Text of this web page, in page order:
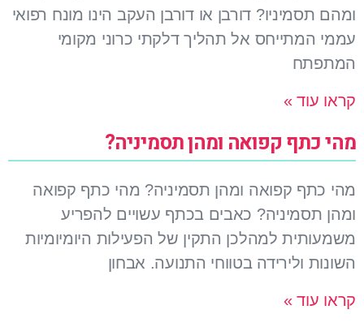
ומהם תסמיניו? דורבן או דורבן העקב הינו מונח רפואי
עממי המתייחס אל תהליך דלקתי כרוני מקומי
המתפתח
קראו עוד »
מהי כתף קפואה ומהן תסמיניה?
מהי כתף קפואה ומהן תסמיניה? מהי כתף קפואה
ומהן תסמיניה? כאבים בכתף עשויים להפריע
משמעותית למהלכן התקין של הפעילות היומיומיות
השונות ולירידה בטווחי התנועה. אבחון
קראו עוד »